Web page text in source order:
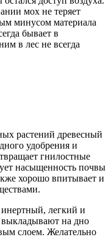
мох не теряет
минусом материала
бывает в
в лес не всегда
растений древесный
удобрения и
гнилостные
насыщенность почвы
хорошо впитывает и
легкий и
на дно
слоем. Желательно